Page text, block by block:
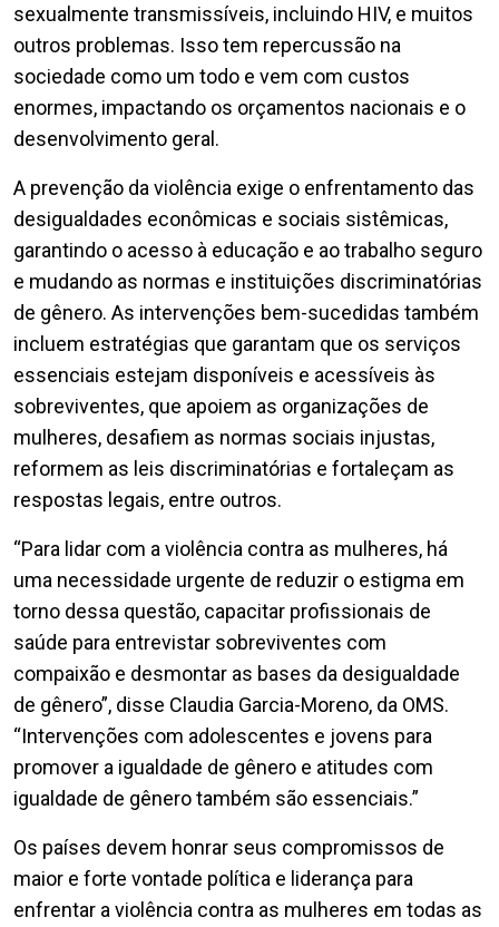
sexualmente transmissíveis, incluindo HIV, e muitos
outros problemas. Isso tem repercussão na
sociedade como um todo e vem com custos
enormes, impactando os orçamentos nacionais e o
desenvolvimento geral.
A prevenção da violência exige o enfrentamento das
desigualdades econômicas e sociais sistêmicas,
garantindo o acesso à educação e ao trabalho seguro
e mudando as normas e instituições discriminatórias
de gênero. As intervenções bem-sucedidas também
incluem estratégias que garantam que os serviços
essenciais estejam disponíveis e acessíveis às
sobreviventes, que apoiem as organizações de
mulheres, desafiem as normas sociais injustas,
reformem as leis discriminatórias e fortaleçam as
respostas legais, entre outros.
“Para lidar com a violência contra as mulheres, há
uma necessidade urgente de reduzir o estigma em
torno dessa questão, capacitar profissionais de
saúde para entrevistar sobreviventes com
compaixão e desmontar as bases da desigualdade
de gênero”, disse Claudia Garcia-Moreno, da OMS.
“Intervenções com adolescentes e jovens para
promover a igualdade de gênero e atitudes com
igualdade de gênero também são essenciais.”
Os países devem honrar seus compromissos de
maior e forte vontade política e liderança para
enfrentar a violência contra as mulheres em todas as